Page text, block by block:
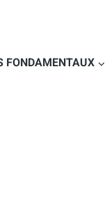
FONDAMENTAUX